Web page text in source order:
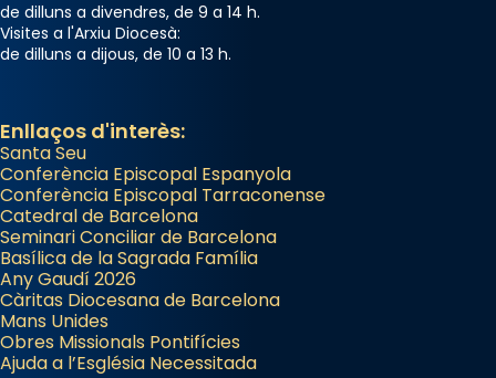
de dilluns a divendres, de 9 a 14 h.
Visites a l'Arxiu Diocesà:
de dilluns a dijous, de 10 a 13 h.
Enllaços d'interès:
Santa Seu
Conferència Episcopal Espanyola
Conferència Episcopal Tarraconense
Catedral de Barcelona
Seminari Conciliar de Barcelona
Basílica de la Sagrada Família
Any Gaudí 2026
Càritas Diocesana de Barcelona
Mans Unides
Obres Missionals Pontifícies
Ajuda a l’Església Necessitada